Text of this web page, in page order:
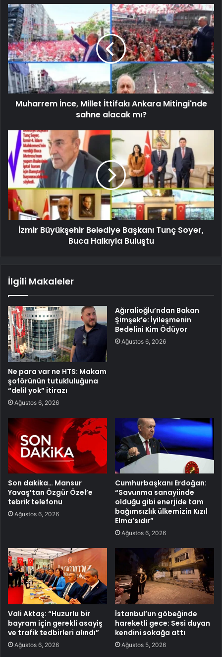
Muharrem İnce, Millet İttifakı Ankara Mitingi'nde
sahne alacak mı?
İzmir Büyükşehir Belediye Başkanı Tunç Soyer,
Buca Halkıyla Buluştu
İlgili Makaleler
Ne para var ne HTS: Makam
şoförünün tutukluluğuna
“delil yok” itirazı
Ağustos 6, 2026
Ağıralioğlu’ndan Bakan
Şimşek’e: İyileşmenin
Bedelini Kim Ödüyor
Ağustos 6, 2026
Son dakika… Mansur
Yavaş’tan Özgür Özel’e
tebrik telefonu
Ağustos 6, 2026
Cumhurbaşkanı Erdoğan:
“Savunma sanayiinde
olduğu gibi enerjide tam
bağımsızlık ülkemizin Kızıl
Elma’sıdır”
Ağustos 6, 2026
Vali Aktaş: “Huzurlu bir
bayram için gerekli asayiş
ve trafik tedbirleri alındı”
Ağustos 6, 2026
İstanbul’un göbeğinde
hareketli gece: Sesi duyan
kendini sokağa attı
Ağustos 5, 2026